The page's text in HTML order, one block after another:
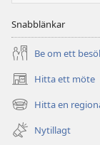
Snabblänkar
Be om ett
Hitta ett möte
(öppnar
nytt
fönster)
Hitta en
(öppnar
nytt
fönster)
Nytillagt